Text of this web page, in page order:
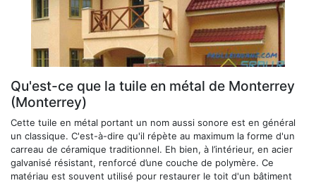
Qu'est-ce que la tuile en métal de Monterrey
(Monterrey)
Cette tuile en métal portant un nom aussi sonore est en général
un classique. C'est-à-dire qu'il répète au maximum la forme d'un
carreau de céramique traditionnel. Eh bien, à l’intérieur, en acier
galvanisé résistant, renforcé d’une couche de polymère. Ce
matériau est souvent utilisé pour restaurer le toit d'un bâtiment